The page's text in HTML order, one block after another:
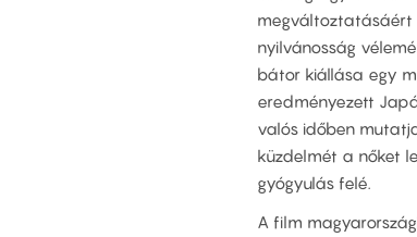
megváltoztatásáért
nyilvánosság
bátor kiállása egy
eredményezett
valós időben
küzdelmét a nőket
gyógyulás felé.
A film